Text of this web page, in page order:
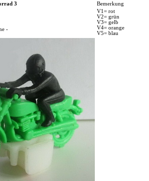
3
Bemerkung
V1= rot
V2= grün
V3= gelb
V4= orange
V5= blau
-